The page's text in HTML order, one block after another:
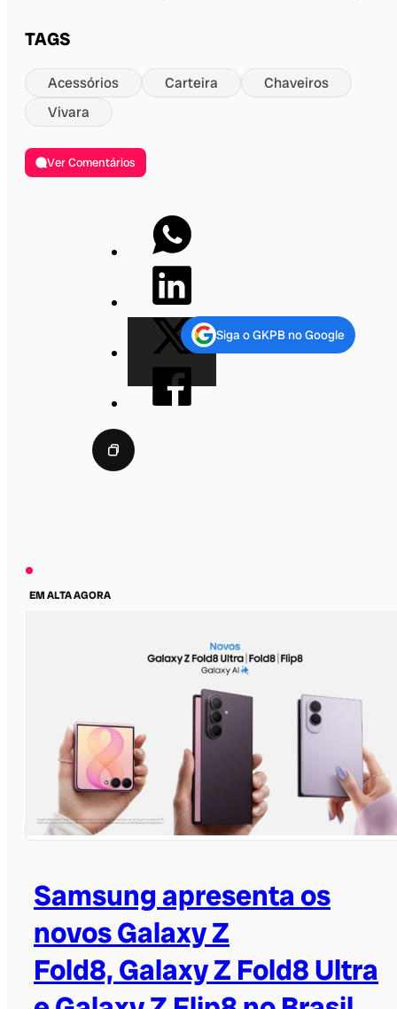
TAGS
Acessórios Carteira
Chaveiros
Vivara
Ver Comentários
Siga o GKPB no Google
EM ALTA AGORA
Samsung apresenta os
novos Galaxy Z
Fold8, Galaxy Z Fold8 Ultra